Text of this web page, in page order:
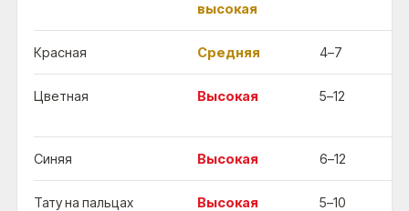
высокая
Красная Средняя 4–7
Цветная Высокая 5–12
Синяя Высокая 6–12
Тату на пальцах Высокая 5–10